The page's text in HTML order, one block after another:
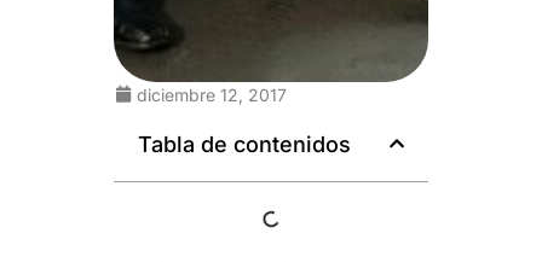
diciembre 12, 2017
Tabla de contenidos